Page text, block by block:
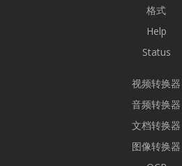
格式
Help
Status
视频转换器
音频转换器
文档转换器
图像转换器